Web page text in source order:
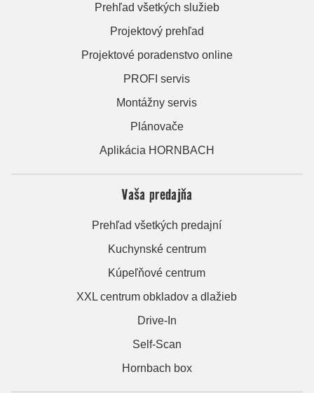
Prehľad všetkých služieb
Projektový prehľad
Projektové poradenstvo online
PROFI servis
Montážny servis
Plánovače
Aplikácia HORNBACH
Vaša predajňa
Prehľad všetkých predajní
Kuchynské centrum
Kúpeľňové centrum
XXL centrum obkladov a dlažieb
Drive-In
Self-Scan
Hornbach box